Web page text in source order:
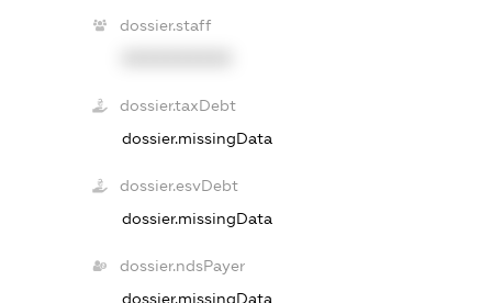
dossier.staff
dossier.taxDebt
dossier.missingData
dossier.esvDebt
dossier.missingData
dossier.ndsPayer
dossier.missingData